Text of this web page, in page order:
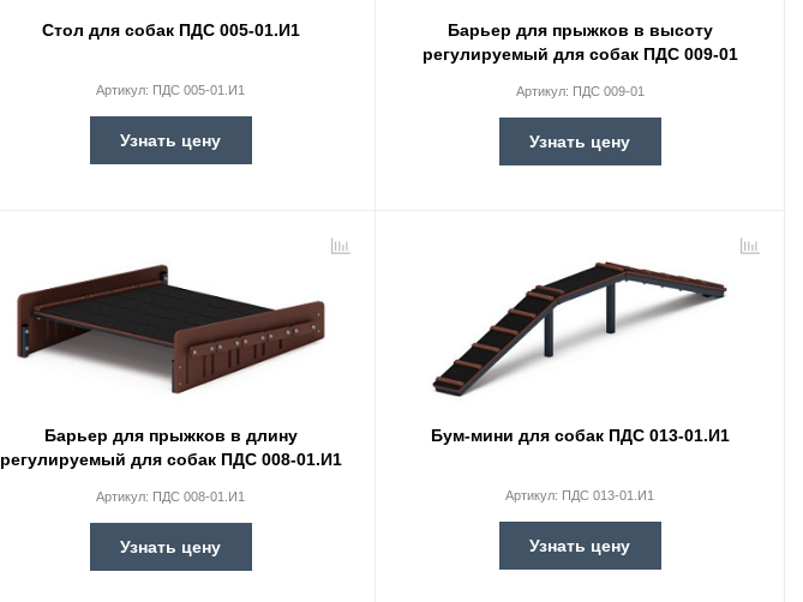
Стол для собак ПДС 005-01.И1
Артикул: ПДС 005-01.И1
Узнать цену
Барьер для прыжков в высоту
регулируемый для собак ПДС 009-01
Артикул: ПДС 009-01
Узнать цену
Барьер для прыжков в длину
регулируемый для собак ПДС 008-01.И1
Артикул: ПДС 008-01.И1
Узнать цену
Бум-мини для собак ПДС 013-01.И1
Артикул: ПДС 013-01.И1
Узнать цену